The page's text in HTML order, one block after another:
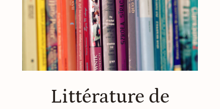
Littérature de